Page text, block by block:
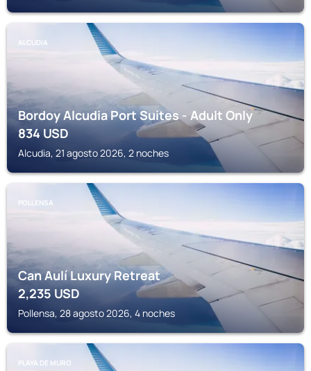
ALCUDIA
Bordoy Alcudia Port Suites - Adult Only
834USD
Alcudia, 21 agosto 2026, 2 noches
POLLENSA
Can Aulí Luxury Retreat
2,235 USD
Pollensa, 28 agosto 2026, 4 noches
PLAYA DE MURO